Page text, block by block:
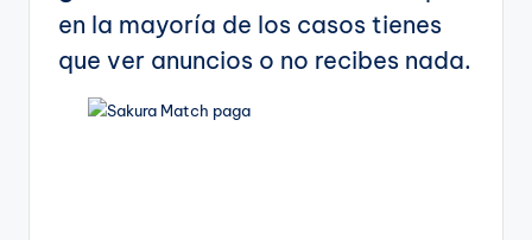
en la mayoría de los casos tienes
que ver anuncios o no recibes nada.